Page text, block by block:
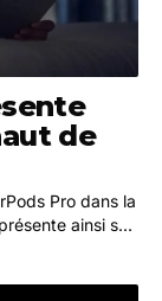
de
Pro dans la
ainsi son